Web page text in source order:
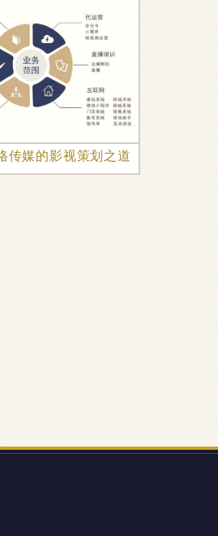
论道
传媒的影视策划之道